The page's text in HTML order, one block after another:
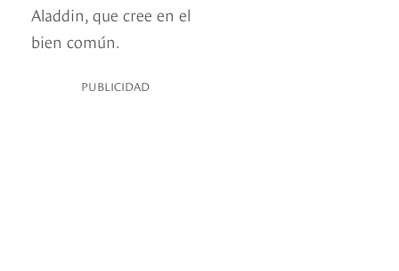
Aladdin, que cree en el
bien común.
PUBLICIDAD